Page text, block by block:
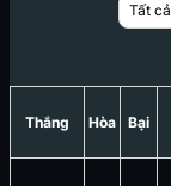
Tất cả
Thắng Hòa Bại